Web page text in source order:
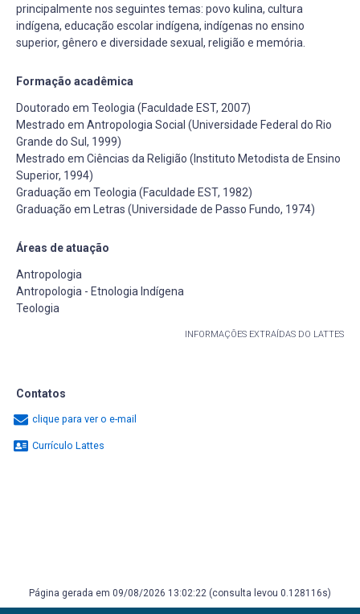
principalmente nos seguintes temas: povo kulina, cultura
indígena, educação escolar indígena, indígenas no ensino
superior, gênero e diversidade sexual, religião e memória.
Formação acadêmica
Doutorado em Teologia (Faculdade EST, 2007)
Mestrado em Antropologia Social (Universidade Federal do Rio
Grande do Sul, 1999)
Mestrado em Ciências da Religião (Instituto Metodista de Ensino
Superior, 1994)
Graduação em Teologia (Faculdade EST, 1982)
Graduação em Letras (Universidade de Passo Fundo, 1974)
Áreas de atuação
Antropologia
Antropologia - Etnologia Indígena
Teologia
INFORMAÇÕES EXTRAÍDAS DO LATTES
Contatos
clique para ver o e-mail
Currículo Lattes
Página gerada em 09/08/2026 13:02:22 (consulta levou 0.128116s)